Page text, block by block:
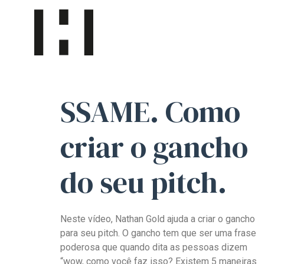
SSAME. Como
criar o gancho
do seu pitch.
Neste vídeo, Nathan Gold ajuda a criar o gancho
para seu pitch. O gancho tem que ser uma frase
poderosa que quando dita as pessoas dizem
“wow, como você faz isso? Existem 5 maneiras